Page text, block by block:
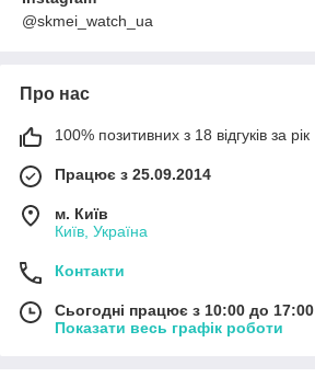
@skmei_watch_ua
Про нас
100% позитивних з 18 відгуків за рік
Працює з 25.09.2014
м. Київ
Київ, Україна
Контакти
Сьогодні працює з 10:00 до 17:00
Показати весь графік роботи